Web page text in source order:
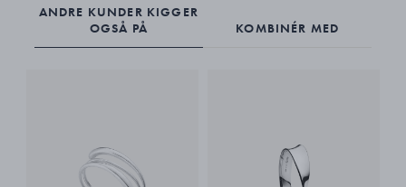
ANDRE KUNDER KIGGER
OGSÅ PÅ
KOMBINÉR MED